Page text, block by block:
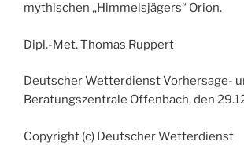
mythischen „Himmelsjägers“ Orion.
Dipl.-Met. Thomas Ruppert
Deutscher Wetterdienst Vorhersage-
Beratungszentrale Offenbach, den
Copyright (c) Deutscher Wetterdienst